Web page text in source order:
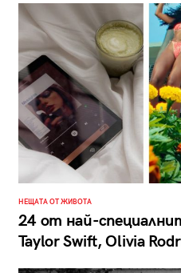
НЕЩАТА ОТ ЖИВОТА
24 от най-
Taylor Swift, Olivia